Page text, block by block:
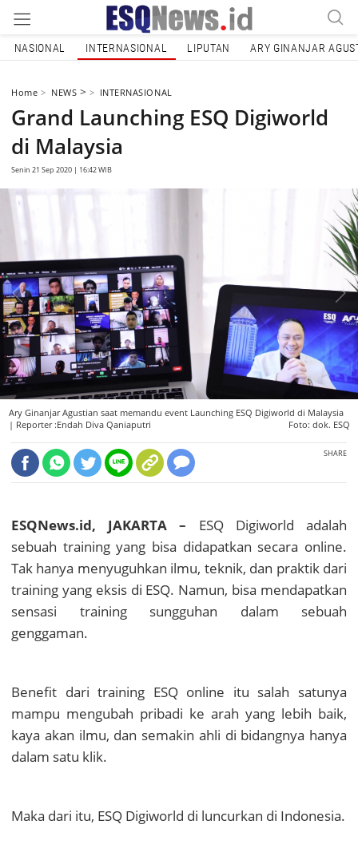
NASIONAL INTERNASIONAL LIPUTAN ARY GINANJAR
Home NEWS > INTERNASIONAL
Grand Launching ESQ Digiworld
di Malaysia
Senin 21 Sep 2020 | 16:42 WIB
Ary Ginanjar Agustian saat memandu event Launching ESQ Digiworld di Malaysia
| Reporter :Endah Diva Qaniaputri Foto: dok. ESQ
SHARE
ESQNews.id, JAKARTA – ESQ Digiworld adalah
sebuah training yang bisa didapatkan secara online.
Tak hanya menyuguhkan ilmu, teknik, dan praktik dari
training yang eksis di ESQ. Namun, bisa mendapatkan
sensasi training sungguhan dalam sebuah
genggaman.
Benefit dari training ESQ online itu salah satunya
mampu mengubah pribadi ke arah yang lebih baik,
kaya akan ilmu, dan semakin ahli di bidangnya hanya
dalam satu klik.
Maka dari itu, ESQ Digiworld di luncurkan di Indonesia.